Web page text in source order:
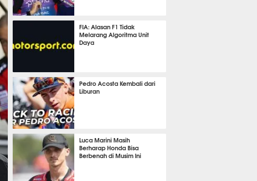
4 jam 25 menit lalu
FIA: Alasan F1 Tidak
Melarang Algoritma Unit
Daya
10 jam 25 menit lalu
Pedro Acosta Kembali dari
Liburan
11 jam 13 menit lalu
Luca Marini Masih
Berharap Honda Bisa
Berbenah di Musim Ini